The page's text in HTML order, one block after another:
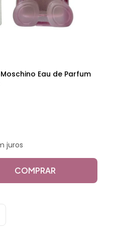
Eau de Parfum
juros
COMPRAR